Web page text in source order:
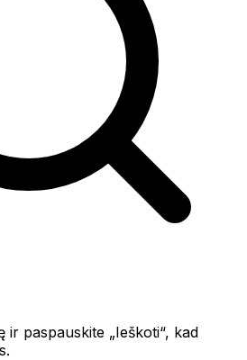
ir paspauskite „Ieškoti“, kad